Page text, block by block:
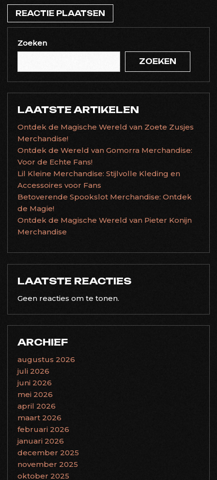
Zoeken
ZOEKEN
LAATSTE ARTIKELEN
Ontdek de Magische Wereld van Zoete Zusjes
Merchandise!
Ontdek de Wereld van Gomorra Merchandise:
Voor de Echte Fans!
Lil Kleine Merchandise: Stijlvolle Kleding en
Accessoires voor Fans
Betoverende Spookslot Merchandise: Ontdek
de Magie!
Ontdek de Magische Wereld van Pieter Konijn
Merchandise
LAATSTE REACTIES
Geen reacties om te tonen.
ARCHIEF
augustus 2026
juli 2026
juni 2026
mei 2026
april 2026
maart 2026
februari 2026
januari 2026
december 2025
november 2025
oktober 2025